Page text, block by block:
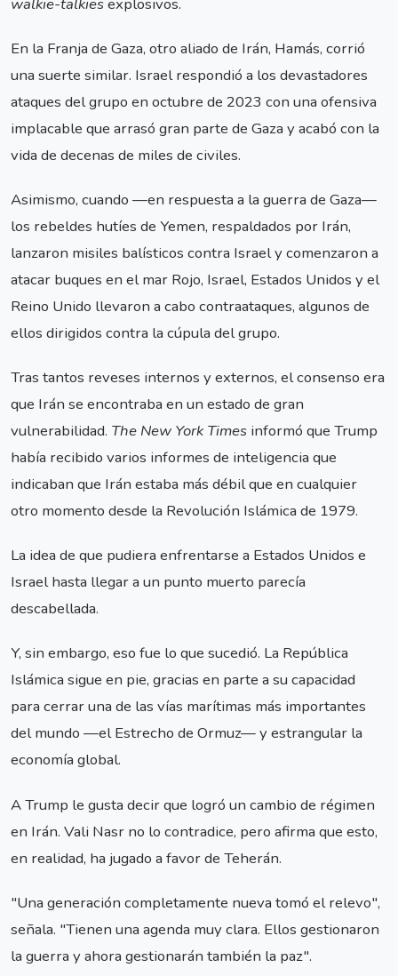
En la Franja de Gaza, otro aliado de Irán, Hamás, corrió
una suerte similar. Israel respondió a los devastadores
ataques del grupo en octubre de 2023 con una ofensiva
implacable que arrasó gran parte de Gaza y acabó con la
vida de decenas de miles de civiles.
Asimismo, cuando —en respuesta a la guerra de Gaza—
los rebeldes hutíes de Yemen, respaldados por Irán,
lanzaron misiles balísticos contra Israel y comenzaron a
atacar buques en el mar Rojo, Israel, Estados Unidos y el
Reino Unido llevaron a cabo contraataques, algunos de
ellos dirigidos contra la cúpula del grupo.
Tras tantos reveses internos y externos, el consenso era
que Irán se encontraba en un estado de gran
vulnerabilidad. The New York Times informó que Trump
había recibido varios informes de inteligencia que
indicaban que Irán estaba más débil que en cualquier
otro momento desde la Revolución Islámica de 1979.
La idea de que pudiera enfrentarse a Estados Unidos e
Israel hasta llegar a un punto muerto parecía
descabellada.
Y, sin embargo, eso fue lo que sucedió. La República
Islámica sigue en pie, gracias en parte a su capacidad
para cerrar una de las vías marítimas más importantes
del mundo —el Estrecho de Ormuz— y estrangular la
economía global.
A Trump le gusta decir que logró un cambio de régimen
en Irán. Vali Nasr no lo contradice, pero afirma que esto,
en realidad, ha jugado a favor de Teherán.
"Una generación completamente nueva tomó el relevo",
señala. "Tienen una agenda muy clara. Ellos gestionaron
la guerra y ahora gestionarán también la paz".